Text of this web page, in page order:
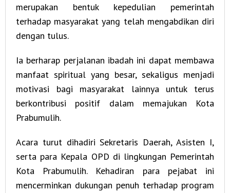
merupakan bentuk kepedulian pemerintah
terhadap masyarakat yang telah mengabdikan diri
dengan tulus.
Ia berharap perjalanan ibadah ini dapat membawa
manfaat spiritual yang besar, sekaligus menjadi
motivasi bagi masyarakat lainnya untuk terus
berkontribusi positif dalam memajukan Kota
Prabumulih.
Acara turut dihadiri Sekretaris Daerah, Asisten I,
serta para Kepala OPD di lingkungan Pemerintah
Kota Prabumulih. Kehadiran para pejabat ini
mencerminkan dukungan penuh terhadap program